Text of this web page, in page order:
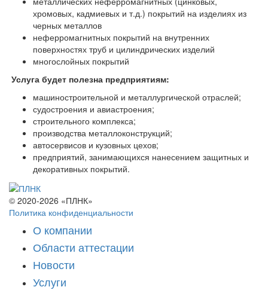
хромовых, кадмиевых и т.д.) покрытий на изделиях из
черных металлов
неферромагнитных покрытий на внутренних
поверхностях труб и цилиндрических изделий
многослойных покрытий
Услуга будет полезна предприятиям:
машиностроительной и металлургической отраслей;
судостроения и авиастроения;
строительного комплекса;
производства металлоконструкций;
автосервисов и кузовных цехов;
предприятий, занимающихся нанесением защитных и
декоративных покрытий.
© 2020-2026 «ПЛНК»
Политика конфиденциальности
О компании
Области аттестации
Новости
Услуги